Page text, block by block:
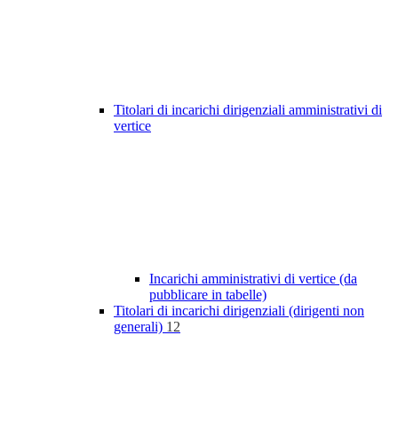
Titolari di incarichi dirigenziali amministrativi di
vertice
Incarichi amministrativi di vertice (da
pubblicare in tabelle)
Titolari di incarichi dirigenziali (dirigenti non
generali) 12